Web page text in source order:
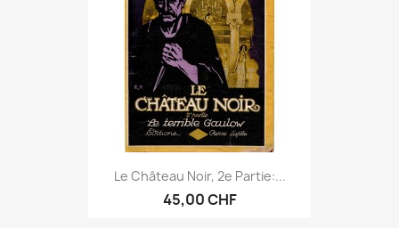
Le Château Noir, 2e Partie:...
45,00 CHF